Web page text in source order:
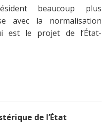
beaucoup plus
avec la normalisation
est le projet de l’État-
de l’État